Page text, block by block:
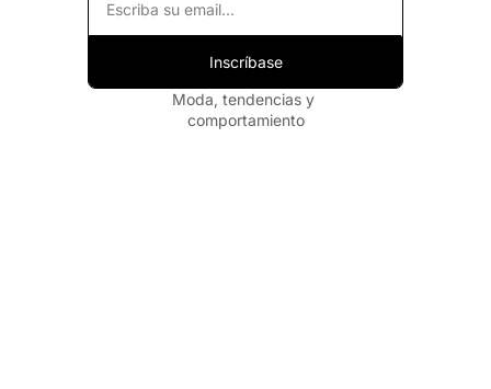
Inscríbase
Moda, tendencias y
comportamiento